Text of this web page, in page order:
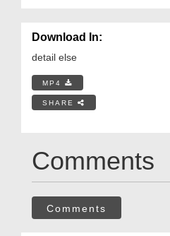
Download In:
detail else
MP4
SHARE
Comments
Comments